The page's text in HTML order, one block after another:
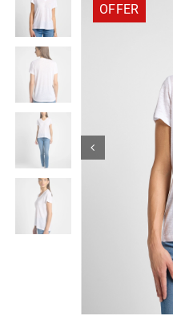
Κορίτσι
Εσώρουχα
Είδη Παρέλασης
Σχετικά με εμάς
ENGLISH
OFFER